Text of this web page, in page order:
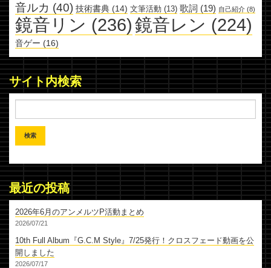
音ルカ (40) 技術書典 (14) 文筆活動 (13) 歌詞 (19) 自己紹介 (8)
鏡音リン (236)鏡音レン (224)
音ゲー (16)
サイト内検索
最近の投稿
2026年6月のアンメルツP活動まとめ
2026/07/21
10th Full Album『G.C.M Style』7/25発行！クロスフェード動画を公
開しました
2026/07/17